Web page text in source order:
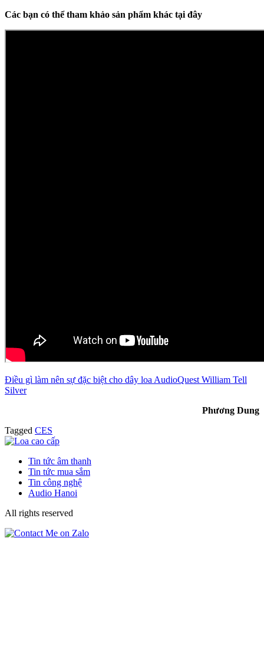
Các bạn có thể tham khảo sản phẩm khác tại đây
Điều gì làm nên sự đặc biệt cho dây loa AudioQuest William Tell
Silver
Phương Dung
Tagged CES
Tin tức âm thanh
Tin tức mua sắm
Tin công nghệ
Audio Hanoi
All rights reserved